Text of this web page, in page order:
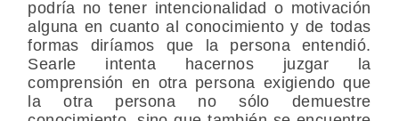
podría no tener intencionalidad o motivación
alguna en cuanto al conocimiento y de todas
formas diríamos que la persona entendió.
Searle intenta hacernos juzgar la
comprensión en otra persona exigiendo que
la otra persona no sólo demuestre